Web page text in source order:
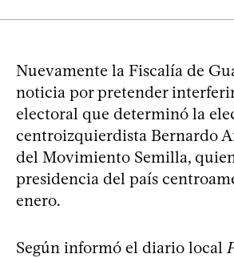
Nuevamente la Fiscalía de
noticia por pretender
electoral que determinó la
centroizquierdista Bernardo
del Movimiento Semilla,
presidencia del país
enero.
Según informó el diario local